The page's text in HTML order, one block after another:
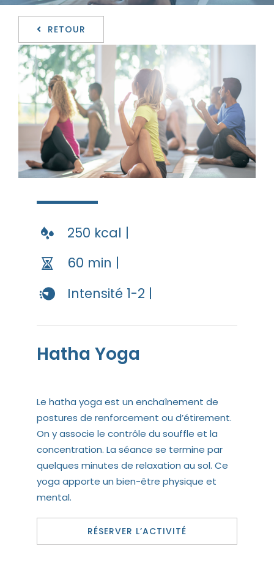
RETOUR
250 kcal |
60 min |
Intensité 1-2 |
Hatha Yoga
Le hatha yoga est un enchaînement de
postures de renforcement ou d’étirement.
On y associe le contrôle du souffle et la
concentration. La séance se termine par
quelques minutes de relaxation au sol. Ce
yoga apporte un bien-être physique et
mental.
RÉSERVER L’ACTIVITÉ